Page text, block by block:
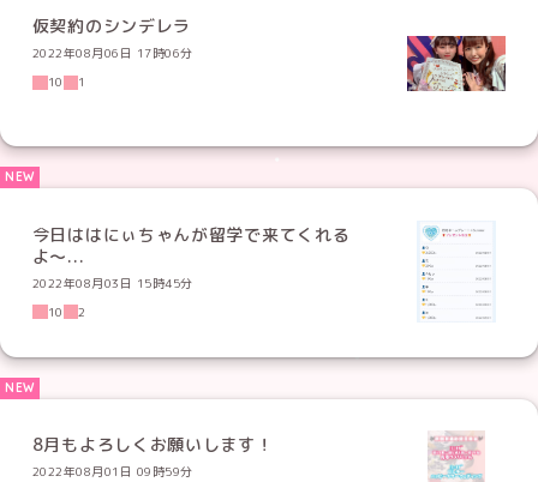
仮契約のシンデレラ
2022年08月06日 17時06分
10
1
今日ははにぃちゃんが留学で来てくれる
よ〜...
2022年08月03日 15時45分
10
2
8月もよろしくお願いします！
2022年08月01日 09時59分